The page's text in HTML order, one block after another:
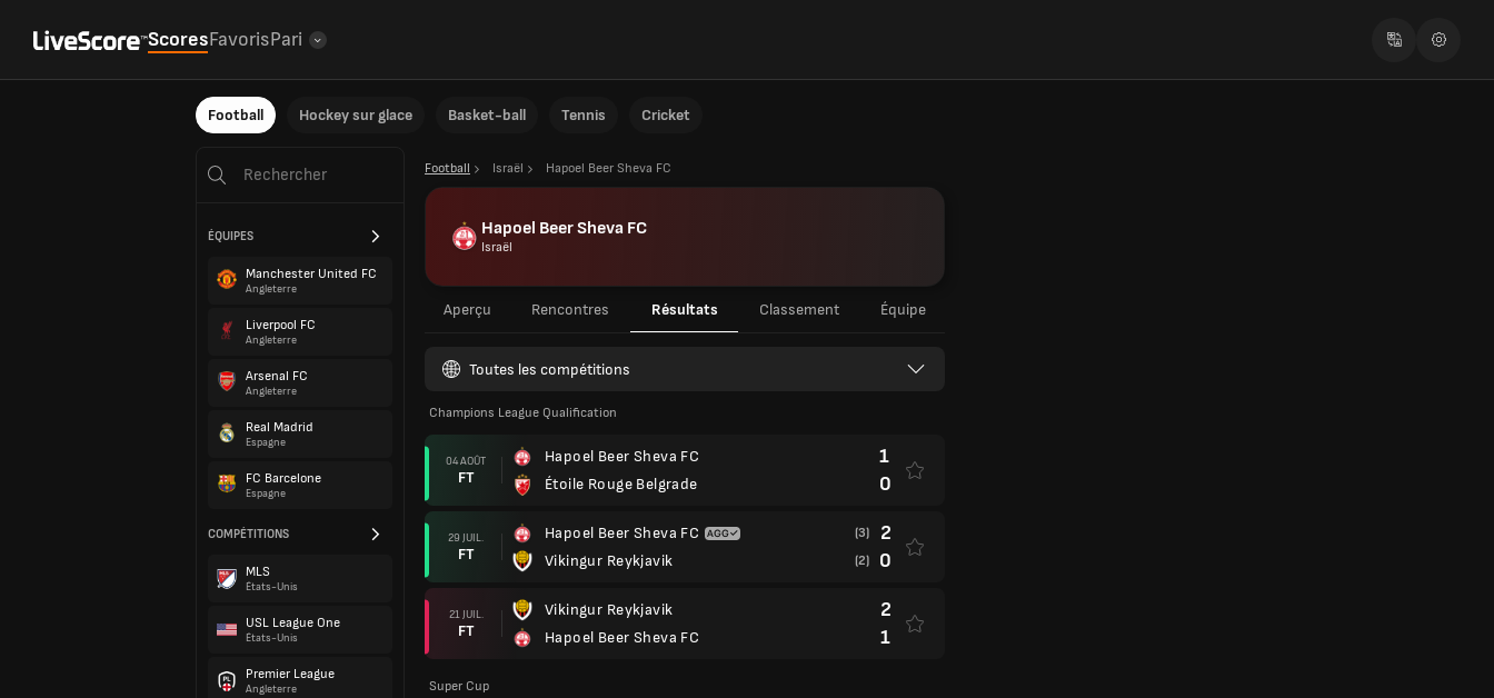
ScoresFavorisPari
Football Hockey sur glace Basket-ball Tennis Cricket
ÉQUIPES
Manchester United FC
Angleterre
Liverpool FC
Angleterre
Arsenal FC
Angleterre
Real Madrid
Espagne
FC Barcelone
Espagne
COMPÉTITIONS
MLS
États-Unis
USL League One
États-Unis
Premier League
Angleterre
Football Israël Hapoel Beer Sheva FC
Hapoel Beer Sheva FC
Israël
Aperçu Rencontres Résultats Classement Équipe
Toutes les compétitions
Champions League Qualification
04 AOÛT
FT
Hapoel Beer Sheva FC
Étoile Rouge Belgrade
1
0
29 JUIL.
FT
Hapoel Beer Sheva FC
Vikingur Reykjavik
(3) 2
(2) 0
21 JUIL.
FT
Vikingur Reykjavik
Hapoel Beer Sheva FC
2
1
Super Cup